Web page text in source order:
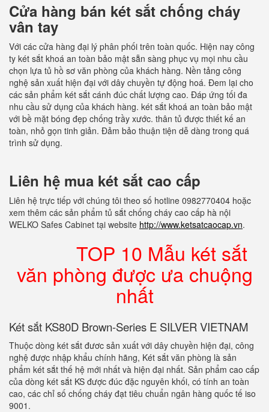
Cửa hàng bán két sắt chống cháy
vân tay
Với các cửa hàng đại lý phân phối trên toàn quốc. Hiện nay công
ty két sắt khoá an toàn bảo mật sẵn sàng phục vụ mọi nhu cầu
chọn lựa tủ hồ sơ văn phòng của khách hàng. Nền tảng công
nghệ sản xuất hiện đại với dây chuyền tự động hoá. Đem lại cho
các sản phẩm két sắt cánh đúc chất lượng cao. Đáp ứng tối đa
nhu cầu sử dụng của khách hàng. két sắt khoá an toàn bảo mật
với bề mặt bóng đẹp chống trầy xước. thân tủ được thiết kế an
toàn, nhỏ gọn tinh giản. Đảm bảo thuận tiện dễ dàng trong quá
trình sử dụng.
Liên hệ mua két sắt cao cấp
Liên hệ trực tiếp với chúng tôi theo số hotline 0982770404 hoặc
xem thêm các sản phẩm tủ sắt chống cháy cao cấp hà nội
WELKO Safes Cabinet tại website http://www.ketsatcaocap.vn.
TOP 10 Mẫu két sắt
văn phòng được ưa chuộng
nhất
Két sắt KS80D Brown-Series E SILVER VIETNAM
Thuộc dòng két sắt đươc sản xuất với dây chuyền hiện đại, công
nghệ được nhập khẩu chính hãng, Két sắt văn phòng là sản
phẩm két sắt thế hệ mới nhất và hiện đại nhất. Sản phẩm cao cấp
của dòng két sắt KS được đúc đặc nguyên khối, có tính an toàn
cao, các chỉ số chống cháy đạt tiêu chuẩn ngân hàng quốc tế iso
9001.